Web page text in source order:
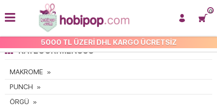
5000 TL ÜZERİ DHL KARGO ÜCRETSİZ
0
KATEGORI MENÜSÜ
MAKROME
PUNCH
ÖRGÜ